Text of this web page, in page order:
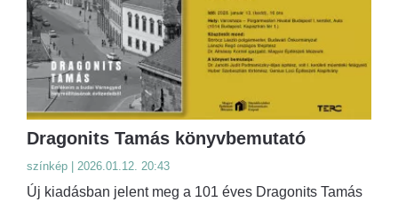
Dragonits Tamás könyvbemutató
színkép | 2026.01.12. 20:43
Új kiadásban jelent meg a 101 éves Dragonits Tamás